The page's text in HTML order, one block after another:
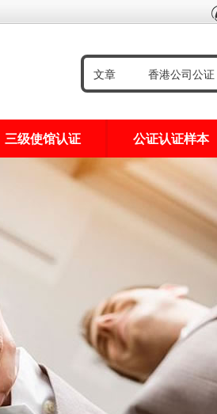
三级使馆认证 公证认证样本